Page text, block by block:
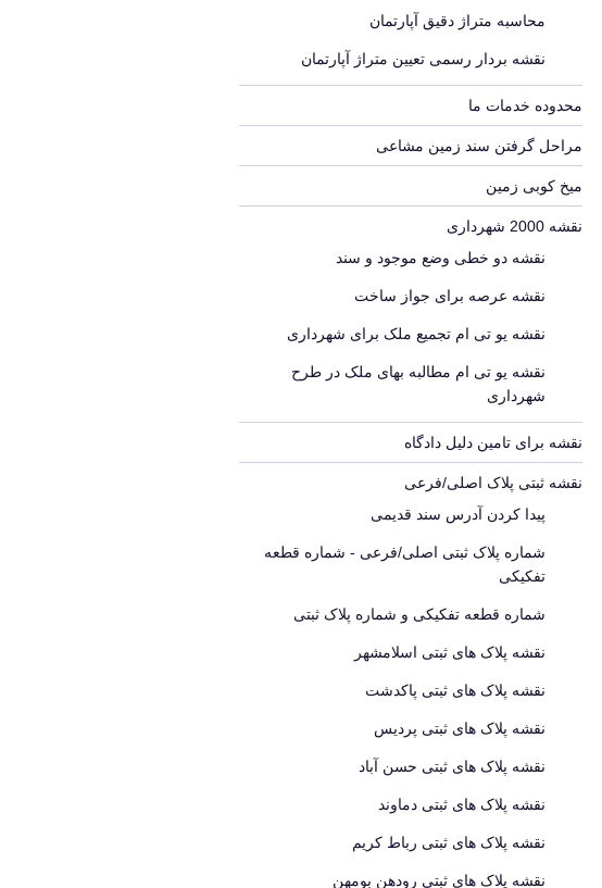
محاسبه متراژ دقیق آپارتمان
نقشه بردار رسمی تعیین متراژ آپارتمان
محدوده خدمات ما
مراحل گرفتن سند زمین مشاعی
میخ کوبی زمین
نقشه 2000 شهرداری
نقشه دو خطی وضع موجود و سند
نقشه عرصه برای جواز ساخت
نقشه یو تی ام تجمیع ملک برای شهرداری
نقشه یو تی ام مطالبه بهای ملک در طرح
شهرداری
نقشه برای تامین دلیل دادگاه
نقشه ثبتی پلاک اصلی/فرعی
پیدا کردن آدرس سند قدیمی
شماره پلاک ثبتی اصلی/فرعی - شماره قطعه
تفکیکی
شماره قطعه تفکیکی و شماره پلاک ثبتی
نقشه پلاک های ثبتی اسلامشهر
نقشه پلاک های ثبتی پاکدشت
نقشه پلاک های ثبتی پردیس
نقشه پلاک های ثبتی حسن آباد
نقشه پلاک های ثبتی دماوند
نقشه پلاک های ثبتی رباط کریم
نقشه پلاک های ثبتی رودهن بومهن